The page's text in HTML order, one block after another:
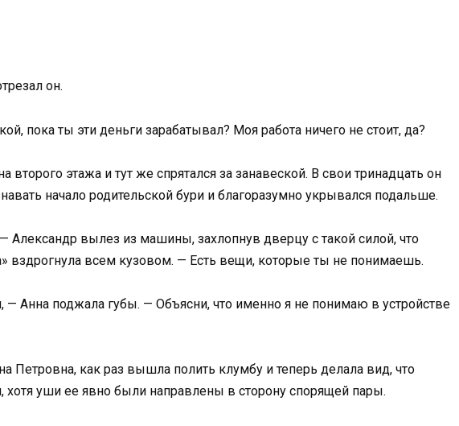
он.
пока ты эти деньги зарабатывал? Моя работа ничего не стоит, да?
второго этажа и тут же спрятался за занавеской. В свои тринадцать он
начало родительской бури и благоразумно укрывался подальше.
Александр вылез из машины, захлопнув дверцу с такой силой, что
вздрогнула всем кузовом. — Есть вещи, которые ты не понимаешь.
Анна поджала губы. — Объясни, что именно я не понимаю в устройстве
Петровна, как раз вышла полить клумбу и теперь делала вид, что
хотя уши ее явно были направлены в сторону спорящей пары.